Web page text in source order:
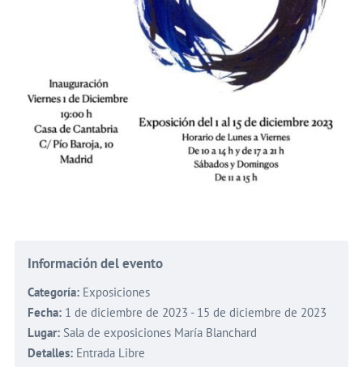
Información del evento
Categoría: Exposiciones
Fecha: 1 de diciembre de 2023 - 15 de diciembre de 2023
Lugar: Sala de exposiciones María Blanchard
Detalles: Entrada Libre